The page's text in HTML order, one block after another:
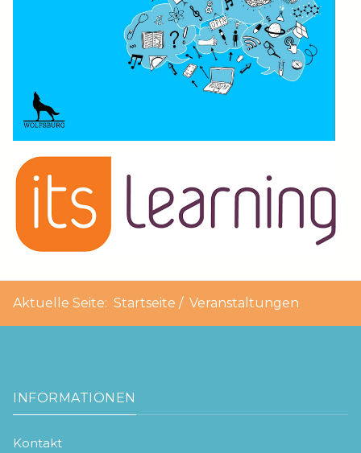
Aktuelle Seite: Startseite Veranstaltungen
INFORMATIONEN
Kontakt